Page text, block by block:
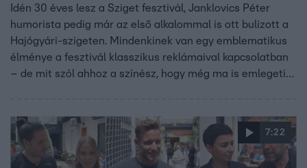
Idén 30 éves lesz a Sziget fesztivál, Janklovics Péter
humorista pedig már az első alkalommal is ott bulizott a
Hajógyári-szigeten. Mindenkinek van egy emblematikus
élménye a fesztivál klasszikus reklámaival kapcsolatban
– de mit szól ahhoz a színész, hogy még ma is emlegetik
Elmeséli a videóban.
7:22